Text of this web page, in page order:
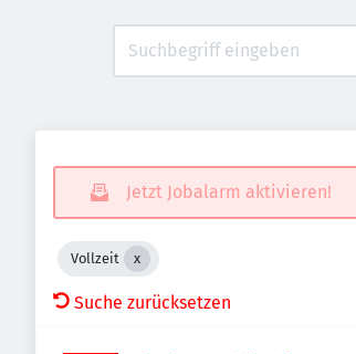
Jetzt Jobalarm aktivieren!
Vollzeit
Suche zurücksetzen